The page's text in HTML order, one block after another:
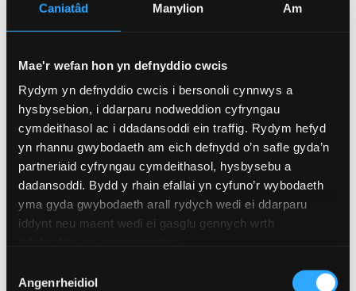
Caniatâd Manylion Am
Mae'r wefan hon yn defnyddio cwcis
Rydym yn defnyddio cwcis i bersonoli cynnwys a
hysbysebion, i ddarparu nodweddion cyfryngau
cymdeithasol ac i ddadansoddi ein traffig. Rydym hefyd
yn rhannu gwybodaeth am eich defnydd o’n safle gyda’n
partneriaid cyfryngau cymdeithasol, hysbysebu a
dadansoddi. Bydd y rhain efallai yn cyfuno’r wybodaeth
yma gyda gwybodaeth arall rydych wedi ei ddarparu
iddynt neu maent wedi ei gasglu gennych wrth
Caniatâd
Angenrheidiol
Modd Astudio
GOFYNION MYNEDIAD